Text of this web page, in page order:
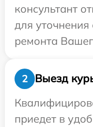
консультант
для уточнения
ремонта
2
Выезд
приедет в